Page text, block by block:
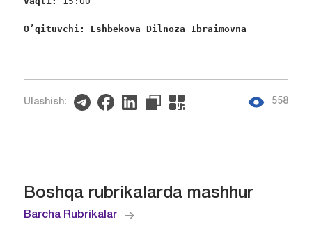
O’qituvchi: Eshbekova Dilnoza Ibraimovna
Ulashish: 558
Boshqa rubrikalarda mashhur
Barcha Rubrikalar